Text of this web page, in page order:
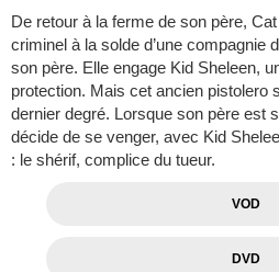
De retour à la ferme de son père,
criminel à la solde d’une compagnie
son père. Elle engage Kid Sheleen,
protection. Mais cet ancien pistolero
dernier degré. Lorsque son père est
décide de se venger, avec Kid
: le shérif, complice du tueur.
VOD
DVD